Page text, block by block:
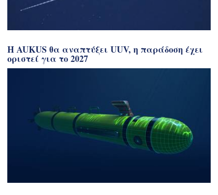
Η AUKUS θα αναπτύξει UUV, η παράδοση έχει
οριστεί για το 2027